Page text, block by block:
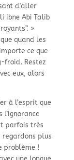
d’aller
ibne Abi Talib
»
quand les
ce que
froid. Restez
eux, alors
à l’esprit que
l’ignorance
parfois très
regardons plus
problème !